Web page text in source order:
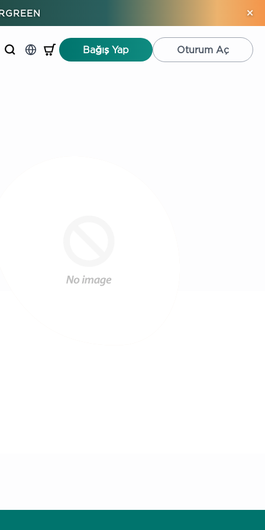
×
Bağış Yap Oturum Aç